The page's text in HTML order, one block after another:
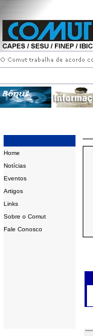
Home
Notícias
Eventos
Artigos
Links
Sobre o Comut
Fale Conosco